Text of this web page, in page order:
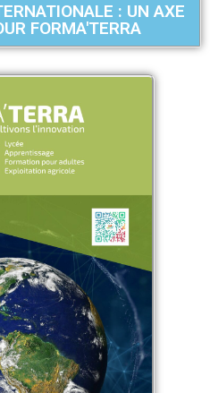
: UN AXE
FORMA'TERRA